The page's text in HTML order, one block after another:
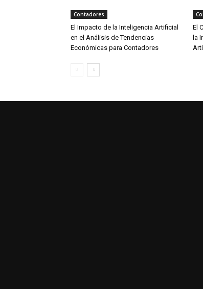
Contadores
El Impacto de la Inteligencia Artificial
en el Análisis de Tendencias
Económicas para Contadores
El
la